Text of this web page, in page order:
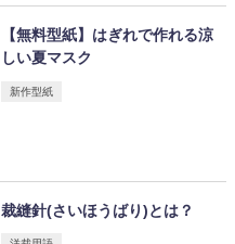
【無料型紙】はぎれで作れる涼
しい夏マスク
新作型紙
裁縫針(さいほうばり)とは？